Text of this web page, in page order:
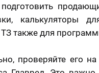
калькуляторы
также для
проверяйте его